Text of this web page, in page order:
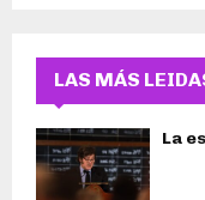
LAS MÁS
La